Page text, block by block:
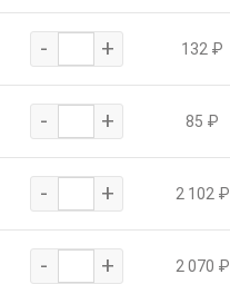
- + 132 ₽
- + 85 ₽
- + 2 102 ₽
- + 2 070 ₽